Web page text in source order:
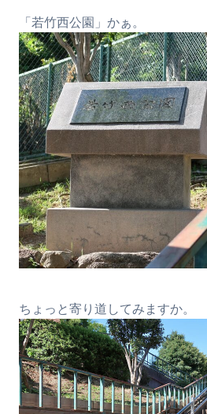
「若竹西公園」かぁ。
ちょっと寄り道してみますか。